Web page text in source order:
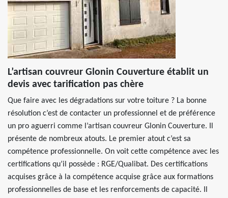
L’artisan couvreur Glonin Couverture établit un
devis avec tarification pas chère
Que faire avec les dégradations sur votre toiture ? La bonne
résolution c’est de contacter un professionnel et de préférence
un pro aguerri comme l’artisan couvreur Glonin Couverture. Il
présente de nombreux atouts. Le premier atout c’est sa
compétence professionnelle. On voit cette compétence avec les
certifications qu’il possède : RGE/Qualibat. Des certifications
acquises grâce à la compétence acquise grâce aux formations
professionnelles de base et les renforcements de capacité. Il